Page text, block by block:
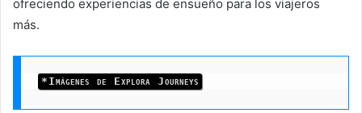
ofreciendo experiencias de ensueño para los viajeros
más.
*Imágenes de Explora Journeys